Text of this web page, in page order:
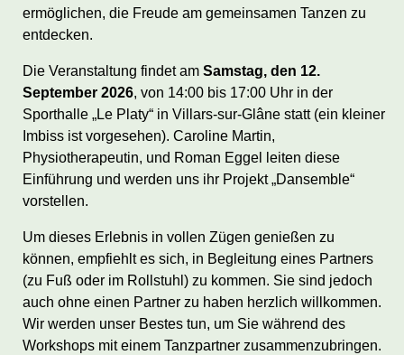
ermöglichen, die Freude am gemeinsamen Tanzen zu
entdecken.
Die Veranstaltung findet am Samstag, den 12.
September 2026, von 14:00 bis 17:00 Uhr in der
Sporthalle „Le Platy“ in Villars-sur-Glâne statt (ein kleiner
Imbiss ist vorgesehen). Caroline Martin,
Physiotherapeutin, und Roman Eggel leiten diese
Einführung und werden uns ihr Projekt „Dansemble“
vorstellen.
Um dieses Erlebnis in vollen Zügen genießen zu
können, empfiehlt es sich, in Begleitung eines Partners
(zu Fuß oder im Rollstuhl) zu kommen. Sie sind jedoch
auch ohne einen Partner zu haben herzlich willkommen.
Wir werden unser Bestes tun, um Sie während des
Workshops mit einem Tanzpartner zusammenzubringen.